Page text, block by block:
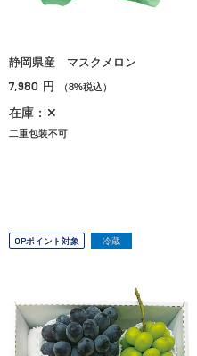
静岡県産 マスクメロン
7,980 円 （8%税込）
在庫：✕
二重包装不可
OPポイント対象 冷蔵